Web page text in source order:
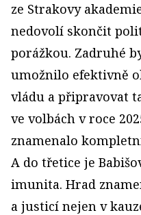
ze Strakovy
nedovolí skončit
porážkou. Zadruhé
umožnilo efektivně
vládu a připravovat
ve volbách v roce
znamenalo
A do třetice je
imunita. Hrad
a justicí nejen v